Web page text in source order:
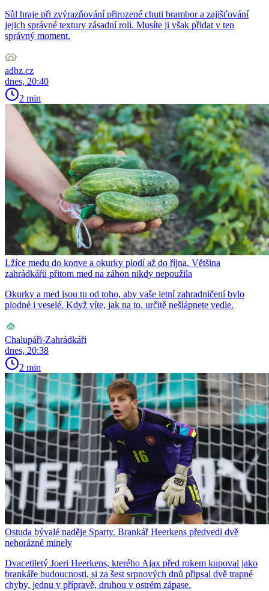
Sůl hraje při zvýrazňování přirozené chuti brambor a zajišťování
jejich správné textury zásadní roli. Musíte ji však přidat v ten
správný moment.
adbz.cz
dnes, 20:40
2 min
Lžíce medu do konve a okurky plodí až do října. Většina
zahrádkářů přitom med na záhon nikdy nepoužila
Okurky a med jsou tu od toho, aby vaše letní zahradničení bylo
plodné i veselé. Když víte, jak na to, určitě nešlápnete vedle.
Chalupáři-Zahrádkáři
dnes, 20:38
2 min
Ostuda bývalé naděje Sparty. Brankář Heerkens předvedl dvě
nehorázné minely
Dvacetiletý Joeri Heerkens, kterého Ajax před rokem kupoval jako
brankáře budoucnosti, si za šest srpnových dnů připsal dvě trapné
chyby, jednu v přípravě, druhou v ostrém zápase.